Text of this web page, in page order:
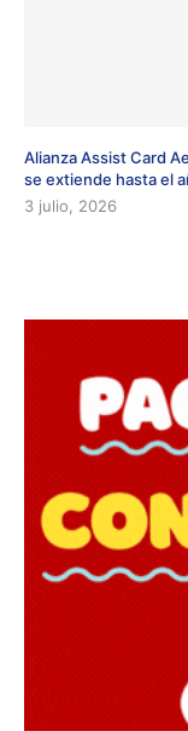
Alianza Assist Card
se extiende hasta el
3 julio, 2026